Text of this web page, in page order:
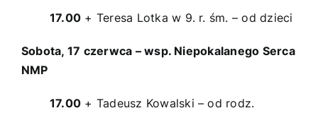
17.00 + Teresa Lotka w 9. r. śm. – od dzieci
Sobota, 17 czerwca – wsp. Niepokalanego Serca
NMP
17.00 + Tadeusz Kowalski – od rodz.